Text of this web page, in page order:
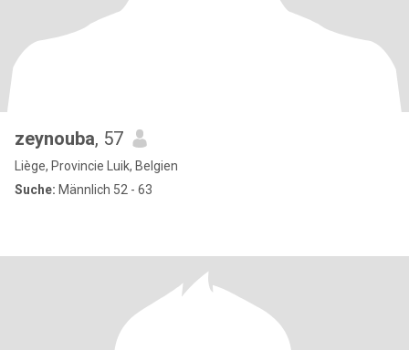
zeynouba, 57
Liège, Provincie Luik, Belgien
Suche: Männlich 52 - 63